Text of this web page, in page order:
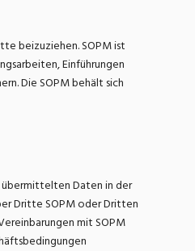
beizuziehen. SOPM ist
Einführungen
Die SOPM behält sich
übermittelten Daten in der
Dritte SOPM oder Dritten
mit SOPM